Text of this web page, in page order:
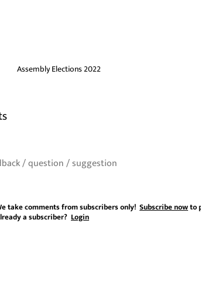
Assembly Elections 2022
take comments from subscribers only! Subscribe nowto
a subscriber? Login